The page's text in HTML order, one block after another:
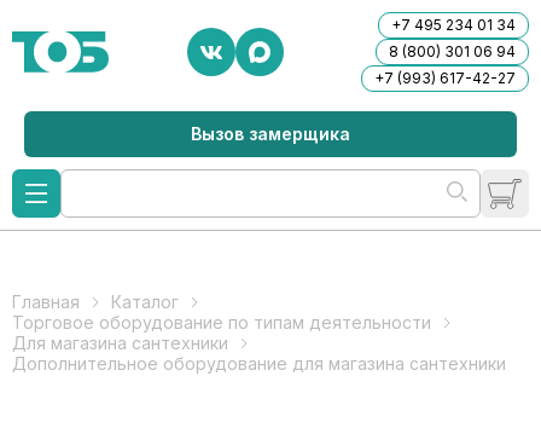
+7 495 234 01 34
8 (800) 301 06 94
+7 (993) 617-42-27
Вызов замерщика
Главная
Каталог
Торговое оборудование по типам деятельности
Для магазина сантехники
Дополнительное оборудование для магазина сантехники